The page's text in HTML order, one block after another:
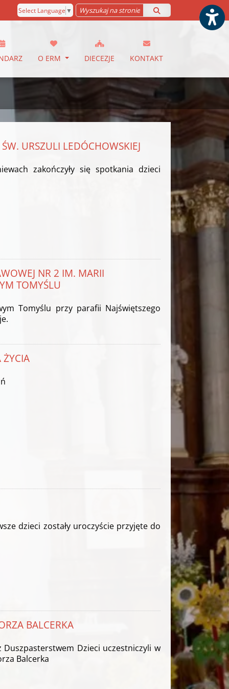
Select Language ▼
O ERM DIECEZJE KONTAKT
URSZULI LEDÓCHOWSKIEJ
zakończyły się spotkania dzieci
NR 2 IM. MARII
TOMYŚLU
Tomyślu przy parafii Najświętszego
ŻYCIA
dzieci zostały uroczyście przyjęte do
BALCERKA
Duszpasterstwem Dzieci uczestniczyli w
Balcerka